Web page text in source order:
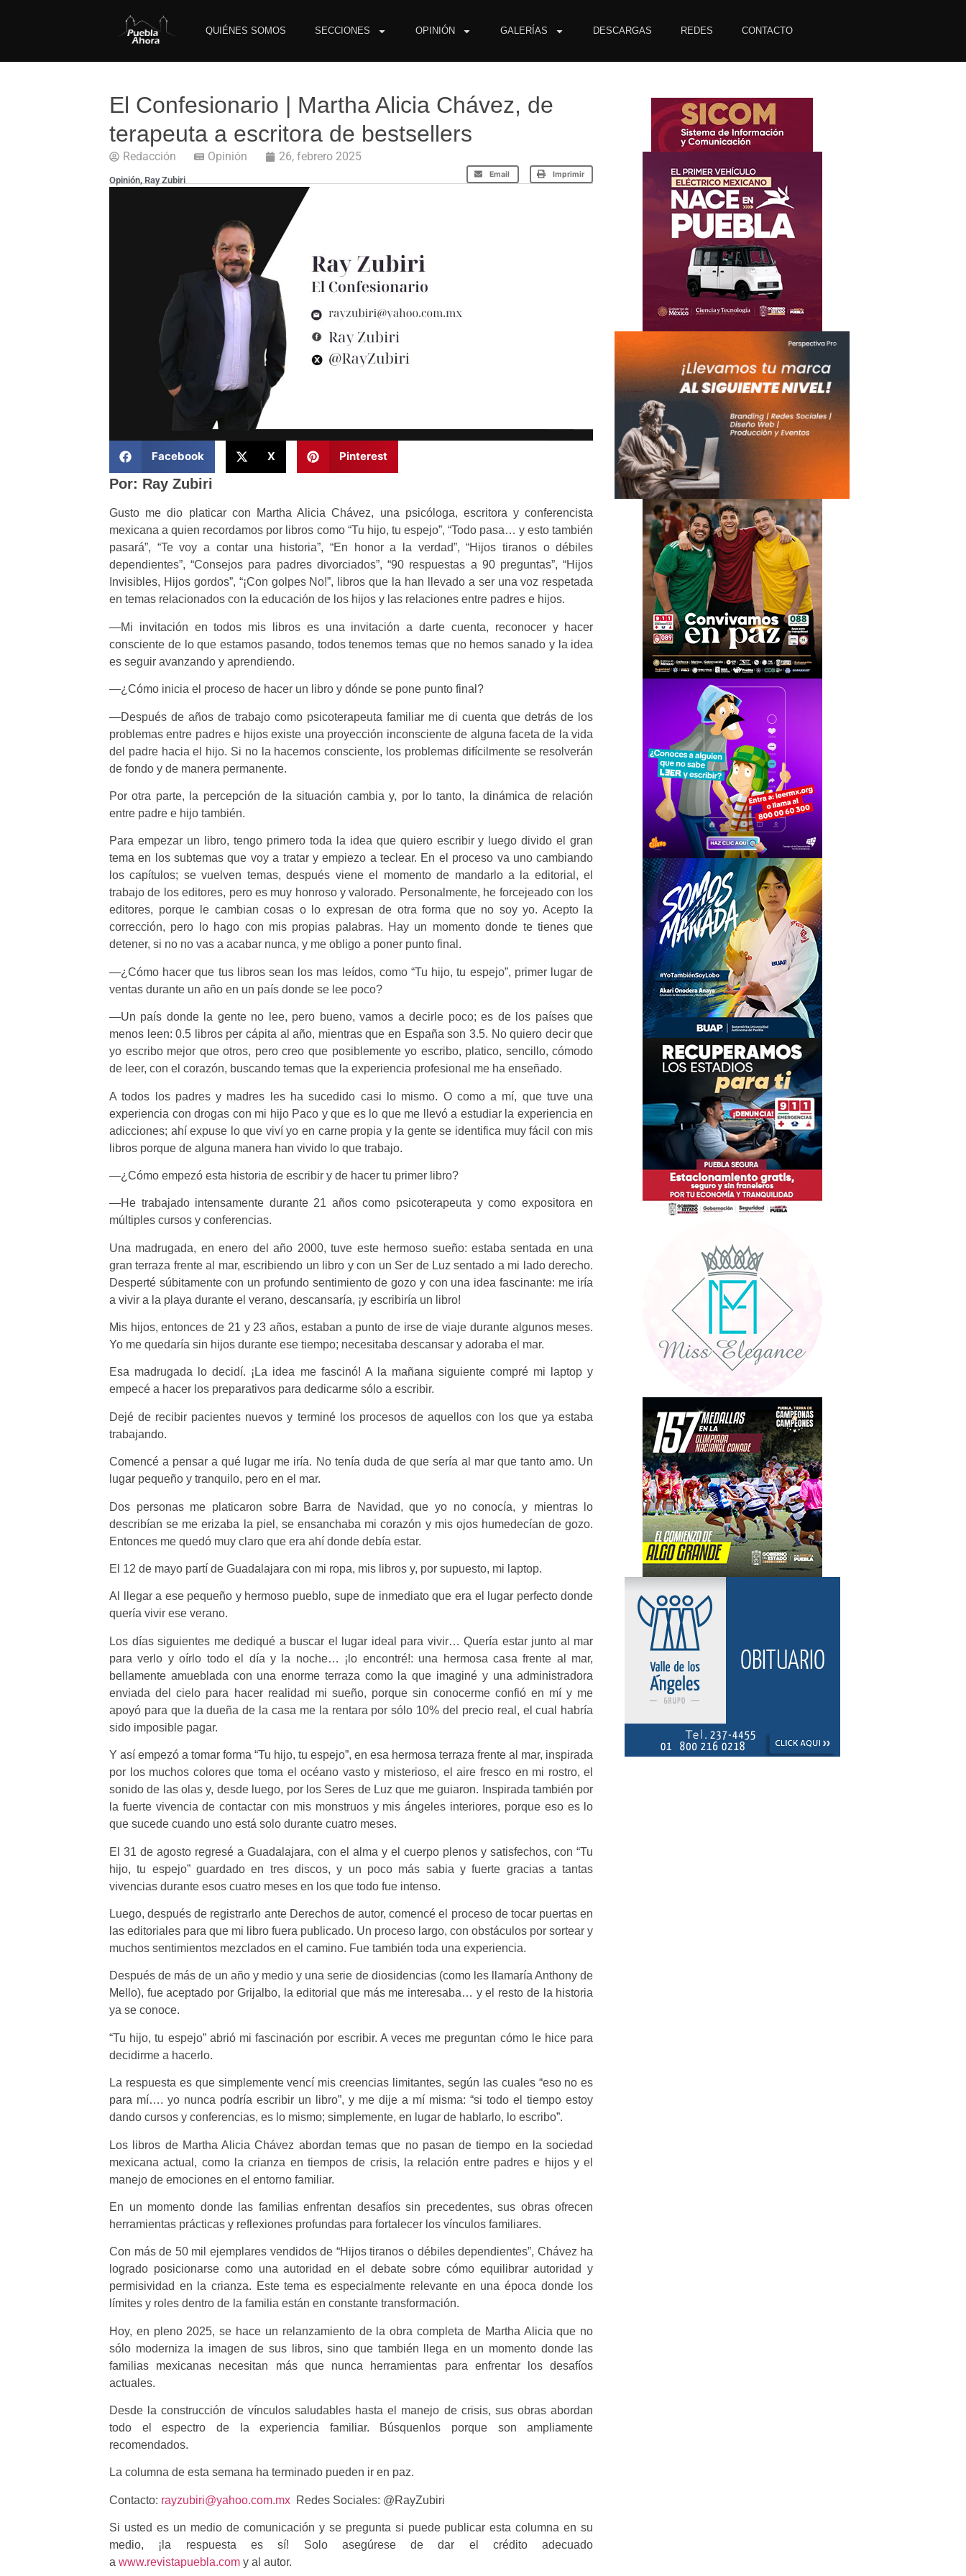
QUIÉNES SOMOS SECCIONES OPINIÓN GALERÍAS DESCARGAS REDES CONTACTO
El Confesionario | Martha Alicia Chávez, de
terapeuta a escritora de bestsellers
Redacción Opinión 26, febrero 2025
Email Imprimir
Opinión, Ray Zubiri
Facebook X Pinterest
Por: Ray Zubiri
Gusto me dio platicar con Martha Alicia Chávez, una psicóloga, escritora y conferencista
mexicana a quien recordamos por libros como “Tu hijo, tu espejo”, “Todo pasa… y esto también
pasará”, “Te voy a contar una historia”, “En honor a la verdad”, “Hijos tiranos o débiles
dependientes”, “Consejos para padres divorciados”, “90 respuestas a 90 preguntas”, “Hijos
Invisibles, Hijos gordos”, “¡Con golpes No!”, libros que la han llevado a ser una voz respetada
en temas relacionados con la educación de los hijos y las relaciones entre padres e hijos.
—Mi invitación en todos mis libros es una invitación a darte cuenta, reconocer y hacer
consciente de lo que estamos pasando, todos tenemos temas que no hemos sanado y la idea
es seguir avanzando y aprendiendo.
—¿Cómo inicia el proceso de hacer un libro y dónde se pone punto final?
—Después de años de trabajo como psicoterapeuta familiar me di cuenta que detrás de los
problemas entre padres e hijos existe una proyección inconsciente de alguna faceta de la vida
del padre hacia el hijo. Si no la hacemos consciente, los problemas difícilmente se resolverán
de fondo y de manera permanente.
Por otra parte, la percepción de la situación cambia y, por lo tanto, la dinámica de relación
entre padre e hijo también.
Para empezar un libro, tengo primero toda la idea que quiero escribir y luego divido el gran
tema en los subtemas que voy a tratar y empiezo a teclear. En el proceso va uno cambiando
los capítulos; se vuelven temas, después viene el momento de mandarlo a la editorial, el
trabajo de los editores, pero es muy honroso y valorado. Personalmente, he forcejeado con los
editores, porque le cambian cosas o lo expresan de otra forma que no soy yo. Acepto la
corrección, pero lo hago con mis propias palabras. Hay un momento donde te tienes que
detener, si no no vas a acabar nunca, y me obligo a poner punto final.
—¿Cómo hacer que tus libros sean los mas leídos, como “Tu hijo, tu espejo”, primer lugar de
ventas durante un año en un país donde se lee poco?
—Un país donde la gente no lee, pero bueno, vamos a decirle poco; es de los países que
menos leen: 0.5 libros per cápita al año, mientras que en España son 3.5. No quiero decir que
yo escribo mejor que otros, pero creo que posiblemente yo escribo, platico, sencillo, cómodo
de leer, con el corazón, buscando temas que la experiencia profesional me ha enseñado.
A todos los padres y madres les ha sucedido casi lo mismo. O como a mí, que tuve una
experiencia con drogas con mi hijo Paco y que es lo que me llevó a estudiar la experiencia en
adicciones; ahí expuse lo que viví yo en carne propia y la gente se identifica muy fácil con mis
libros porque de alguna manera han vivido lo que trabajo.
—¿Cómo empezó esta historia de escribir y de hacer tu primer libro?
—He trabajado intensamente durante 21 años como psicoterapeuta y como expositora en
múltiples cursos y conferencias.
Una madrugada, en enero del año 2000, tuve este hermoso sueño: estaba sentada en una
gran terraza frente al mar, escribiendo un libro y con un Ser de Luz sentado a mi lado derecho.
Desperté súbitamente con un profundo sentimiento de gozo y con una idea fascinante: me iría
a vivir a la playa durante el verano, descansaría, ¡y escribiría un libro!
Mis hijos, entonces de 21 y 23 años, estaban a punto de irse de viaje durante algunos meses.
Yo me quedaría sin hijos durante ese tiempo; necesitaba descansar y adoraba el mar.
Esa madrugada lo decidí. ¡La idea me fascinó! A la mañana siguiente compré mi laptop y
empecé a hacer los preparativos para dedicarme sólo a escribir.
Dejé de recibir pacientes nuevos y terminé los procesos de aquellos con los que ya estaba
trabajando.
Comencé a pensar a qué lugar me iría. No tenía duda de que sería al mar que tanto amo. Un
lugar pequeño y tranquilo, pero en el mar.
Dos personas me platicaron sobre Barra de Navidad, que yo no conocía, y mientras lo
describían se me erizaba la piel, se ensanchaba mi corazón y mis ojos humedecían de gozo.
Entonces me quedó muy claro que era ahí donde debía estar.
El 12 de mayo partí de Guadalajara con mi ropa, mis libros y, por supuesto, mi laptop.
Al llegar a ese pequeño y hermoso pueblo, supe de inmediato que era el lugar perfecto donde
quería vivir ese verano.
Los días siguientes me dediqué a buscar el lugar ideal para vivir… Quería estar junto al mar
para verlo y oírlo todo el día y la noche… ¡lo encontré!: una hermosa casa frente al mar,
bellamente amueblada con una enorme terraza como la que imaginé y una administradora
enviada del cielo para hacer realidad mi sueño, porque sin conocerme confió en mí y me
apoyó para que la dueña de la casa me la rentara por sólo 10% del precio real, el cual habría
sido imposible pagar.
Y así empezó a tomar forma “Tu hijo, tu espejo”, en esa hermosa terraza frente al mar, inspirada
por los muchos colores que toma el océano vasto y misterioso, el aire fresco en mi rostro, el
sonido de las olas y, desde luego, por los Seres de Luz que me guiaron. Inspirada también por
la fuerte vivencia de contactar con mis monstruos y mis ángeles interiores, porque eso es lo
que sucede cuando uno está solo durante cuatro meses.
El 31 de agosto regresé a Guadalajara, con el alma y el cuerpo plenos y satisfechos, con “Tu
hijo, tu espejo” guardado en tres discos, y un poco más sabia y fuerte gracias a tantas
vivencias durante esos cuatro meses en los que todo fue intenso.
Luego, después de registrarlo ante Derechos de autor, comencé el proceso de tocar puertas en
las editoriales para que mi libro fuera publicado. Un proceso largo, con obstáculos por sortear y
muchos sentimientos mezclados en el camino. Fue también toda una experiencia.
Después de más de un año y medio y una serie de diosidencias (como les llamaría Anthony de
Mello), fue aceptado por Grijalbo, la editorial que más me interesaba… y el resto de la historia
ya se conoce.
“Tu hijo, tu espejo” abrió mi fascinación por escribir. A veces me preguntan cómo le hice para
decidirme a hacerlo.
La respuesta es que simplemente vencí mis creencias limitantes, según las cuales “eso no es
para mí…. yo nunca podría escribir un libro”, y me dije a mí misma: “si todo el tiempo estoy
dando cursos y conferencias, es lo mismo; simplemente, en lugar de hablarlo, lo escribo”.
Los libros de Martha Alicia Chávez abordan temas que no pasan de tiempo en la sociedad
mexicana actual, como la crianza en tiempos de crisis, la relación entre padres e hijos y el
manejo de emociones en el entorno familiar.
En un momento donde las familias enfrentan desafíos sin precedentes, sus obras ofrecen
herramientas prácticas y reflexiones profundas para fortalecer los vínculos familiares.
Con más de 50 mil ejemplares vendidos de “Hijos tiranos o débiles dependientes”, Chávez ha
logrado posicionarse como una autoridad en el debate sobre cómo equilibrar autoridad y
permisividad en la crianza. Este tema es especialmente relevante en una época donde los
límites y roles dentro de la familia están en constante transformación.
Hoy, en pleno 2025, se hace un relanzamiento de la obra completa de Martha Alicia que no
sólo moderniza la imagen de sus libros, sino que también llega en un momento donde las
familias mexicanas necesitan más que nunca herramientas para enfrentar los desafíos
actuales.
Desde la construcción de vínculos saludables hasta el manejo de crisis, sus obras abordan
todo el espectro de la experiencia familiar. Búsquenlos porque son ampliamente
recomendados.
La columna de esta semana ha terminado pueden ir en paz.
Contacto: rayzubiri@yahoo.com.mx Redes Sociales: @RayZubiri
Si usted es un medio de comunicación y se pregunta si puede publicar esta columna en su
medio, ¡la respuesta es sí! Solo asegúrese de dar el crédito adecuado
a www.revistapuebla.com y al autor.